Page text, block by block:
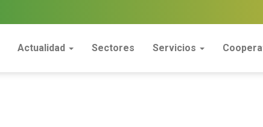
Actualidad Sectores Servicios